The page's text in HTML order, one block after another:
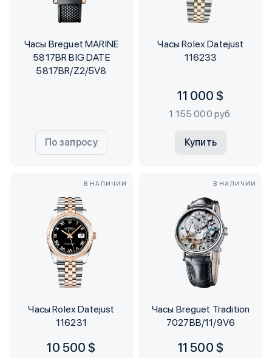
Часы Breguet MARINE
5817BR BIG DATE
5817BR/Z2/5V8
По запросу
Часы Rolex Datejust
116233
11 000 $
1 155 000 руб.
Купить
В НАЛИЧИИ
Часы Rolex Datejust
116231
10 500 $
В НАЛИЧИИ
Часы Breguet Tradition
7027BB/11/9V6
11 500 $